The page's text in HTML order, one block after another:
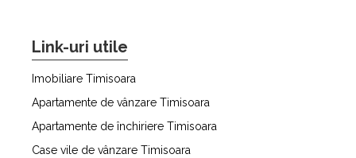
Link-uri utile
Imobiliare Timisoara
Apartamente de vânzare Timisoara
Apartamente de închiriere Timisoara
Case vile de vânzare Timisoara